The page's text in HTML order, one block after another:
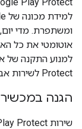
Protect לשירות אבטחת המכשירים הניידים הנפוץ ביותר בעולם.
הגנה במכשיר